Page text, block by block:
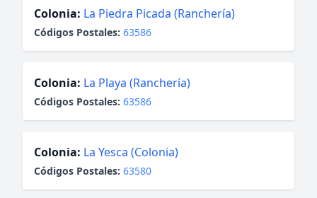
Colonia: La Piedra Picada (Ranchería)
Códigos Postales: 63586
Colonia: La Playa (Ranchería)
Códigos Postales: 63586
Colonia: La Yesca (Colonia)
Códigos Postales: 63580